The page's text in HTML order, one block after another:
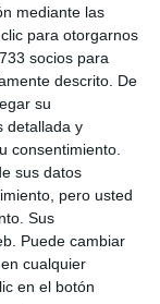
mediante las
para otorgarnos
socios para
descrito. De
su
detallada y
consentimiento.
sus datos
pero usted
Sus
Puede cambiar
cualquier
en el botón
“Yo creo
cada uno
que ocupa, de
un
de
Por tanto,
la
aquí los
la